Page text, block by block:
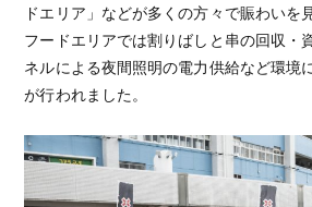
ドエリア」などが多くの方々で賑わいを
フードエリアでは割りばしと串の回収・
ネルによる夜間照明の電力供給など環境
が行われました。